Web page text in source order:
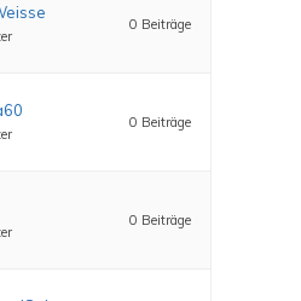
0 Beiträge
0 Beiträge
0 Beiträge